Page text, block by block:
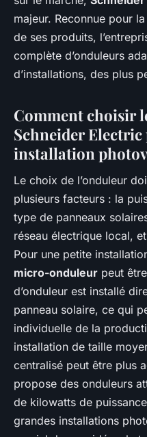
majeur. Reconnue pour
de ses produits,
complète d’onduleurs
d’installations, des plus
Comment choisir
Schneider
installation
Le choix de l’onduleur
plusieurs facteurs : la
type de panneaux
réseau électrique local,
Pour une petite
micro-onduleur peut
d’onduleur est installé
panneau solaire, ce qui
individuelle de la
installation de taille
centralisé peut être plus
propose des onduleurs
de kilowatts de
grandes installations